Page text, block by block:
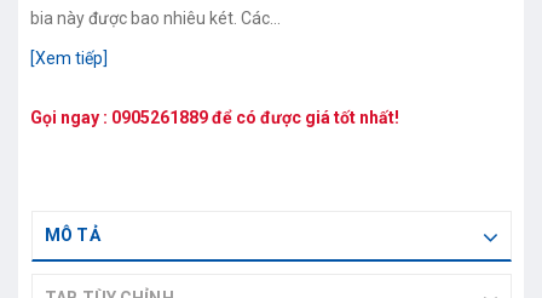
bia này được bao nhiêu két. Các...
[Xem tiếp]
Gọi ngay : 0905261889để có được giá tốt nhất!
MÔ TẢ